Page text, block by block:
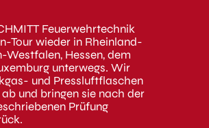
Feuerwehrtechnik
Tour wieder in Rheinland-
Westfalen, Hessen, dem
unterwegs. Wir
und Pressluftflaschen
und bringen sie nach der
Prüfung